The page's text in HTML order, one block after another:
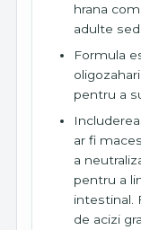
hrana
adulte
Formula
pentru a
ar fi
a
pentru a
intestinal.
de acizi